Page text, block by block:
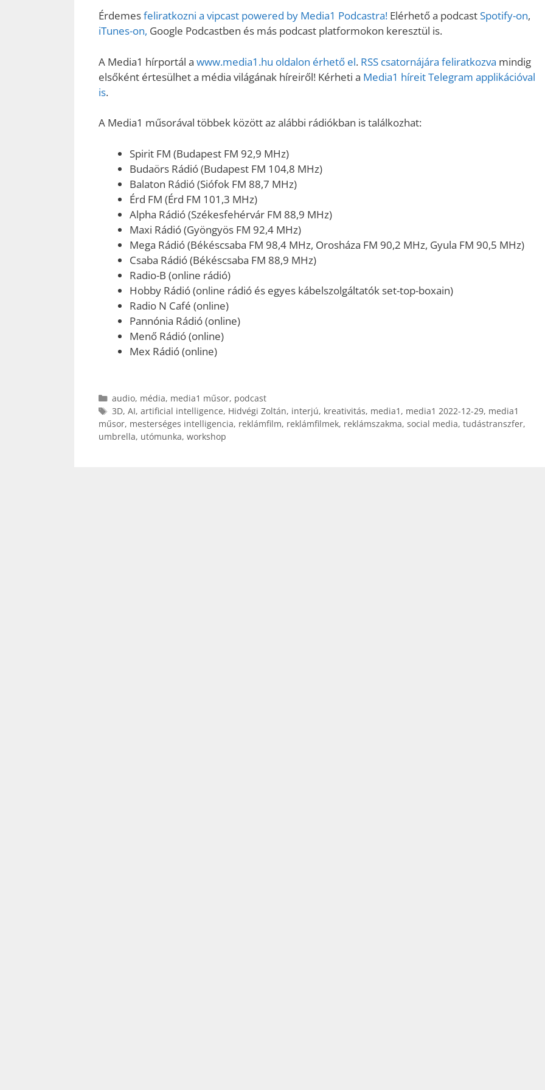
Érdemesfeliratkozni a vipcast powered by Media1 Podcastra! Elérhető a podcastSpotify-on,
iTunes-on, Google Podcastben és más podcast platformokon keresztül is.
A Media1 hírportál a www.media1.hu oldalon érhető el. RSS csatornájára feliratkozva mindig
elsőként értesülhet a média világának híreiről! Kérheti a Media1 híreit Telegram applikációval
is.
A Media1 műsorával többek között az alábbi rádiókban is találkozhat:
Spirit FM (Budapest FM 92,9 MHz)
Budaörs Rádió (Budapest FM 104,8 MHz)
Balaton Rádió (Siófok FM 88,7 MHz)
Érd FM (Érd FM 101,3 MHz)
Alpha Rádió (Székesfehérvár FM 88,9 MHz)
Maxi Rádió (Gyöngyös FM 92,4 MHz)
Mega Rádió (Békéscsaba FM 98,4 MHz, Orosháza FM 90,2 MHz, Gyula FM 90,5 MHz)
Csaba Rádió (Békéscsaba FM 88,9 MHz)
Radio-B (online rádió)
Hobby Rádió (online rádió és egyes kábelszolgáltatók set-top-boxain)
Radio N Café (online)
Pannónia Rádió (online)
Menő Rádió (online)
Mex Rádió (online)
Kategória
audio, média, media1 műsor, podcast
Címkék
3D, AI, artificial intelligence, Hidvégi Zoltán, interjú, kreativitás, media1 , media1 2022-12-29, media1
műsor, mesterséges intelligencia, reklámfilm, reklámfilmek, reklámszakma, social media, tudástranszfer,
umbrella, utómunka, workshop